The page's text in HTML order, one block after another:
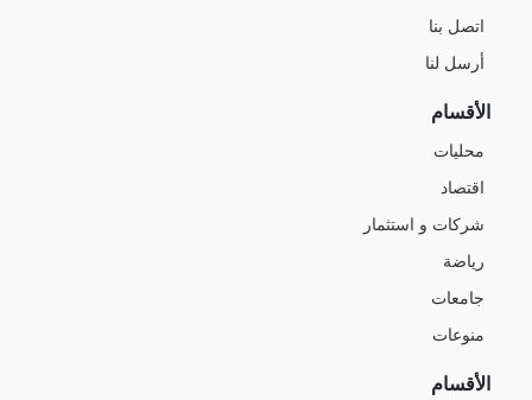
اتصل بنا
أرسل لنا
الأقسام
محليات
اقتصاد
شركات و استثمار
رياضة
جامعات
منوعات
الأقسام